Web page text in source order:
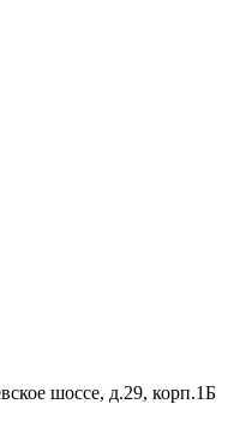
шоссе, д.29, корп.1Б